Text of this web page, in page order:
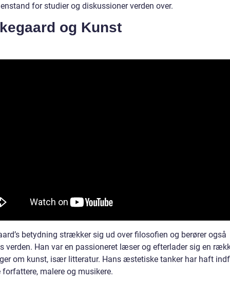
for studier og diskussioner verden over.
og Kunst
betydning strækker sig ud over filosofien og berører også
verden. Han var en passioneret læser og efterlader sig en
om kunst, især litteratur. Hans æstetiske tanker har haft
forfattere, malere og musikere.